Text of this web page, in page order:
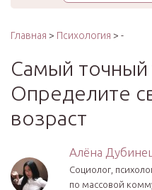
Главная > Психология > -
Самый точный
Определите
возраст
Алёна
Социолог,
по массовой